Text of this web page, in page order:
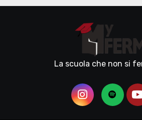
La scuola che non si